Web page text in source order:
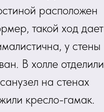
расположен
такой ход дает
у стены
В холле отделили
на стенах
кресло-гамак.